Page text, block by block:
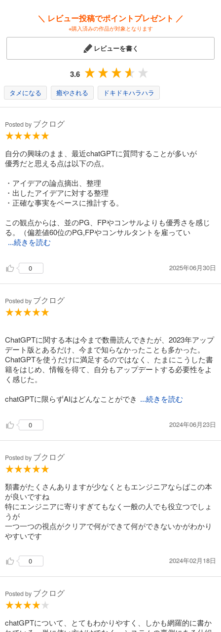
・「2つのPDFをページを抜き出して結合」など事務処理が一瞬で
・Webページの要約と画像生成で丸投げパワポ作成
・Excelの関数記入、データ分析
・顧客データから個別営業メール作成
Browsing、Advanced Data Analysis、DALL・E、GPT-4Vなどの拡張機能
に対応しています。
【おもな内容】
第1部 知っておきたいChatGPTの基本
1章 ChatGPTの基礎知識
2章 ChatGPTの基本的な使い方
3章 ChatGPT Plusのセットアップ
4章 ファイルのアップロードとダウンロード
第2部 ChatGPTが使える日常テクニック
5章 繰り返し作業を一瞬で
6章 画像の多彩な加工・生成
7章 手軽に音声ファイル処理
8章 丸投げ！ PowerPointスライド作成
9章 マニュアル不要でExcel操作
10章 WordファイルとPDFファイルの便利技
第3部 ChatGPTでのデータサイエンス
11章 データからかんたんグラフ作成
第4部 ChatGPTのさらに便利な応用テクニック
15章 ブラウザアプリを作る
16章 PythonをChatGPTと勉強する
17章 アドバンスな活用法にチャレンジ
＼ レビュー投稿でポイントプレゼント ／
※購入済みの作品が対象となります
レビューを書く
3.6
タメになる 癒やされる ドキドキハラハラ
Posted by ブクログ
自分の興味のまま、最近chatGPTに質問することが多いが
優秀だと思える点は以下の点。
・アイデアの論点摘出、整理
・出したアイデアに対する整理
・正確な事実をベースに推計する。
この観点からは、並のPG、FPやコンサルよりも優秀さを感じ
る。（偏差値60位のPG,FPやコンサルタントを雇ってい
...続きを読む
0 2025年06月30日
Posted by ブクログ
ChatGPTに関する本は今まで数冊読んできたが、2023年アップ
デート版とあるだけ、今まで知らなかったことも多かった。
ChatGPTを使うだけに満足するのではなく、たまにこうした書
籍をはじめ、情報を得て、自分もアップデートする必要性をよ
く感じた。
chatGPTに限らずAIはどんなことができ
...続きを読む
0 2024年06月23日
Posted by ブクログ
類書がたくさんありますが少なくともエンジニアならばこの本
が良いですね
特にエンジニアに寄りすぎてもなく一般の人でも役立つでしょ
うが
一つ一つの視点がクリアで何ができて何ができないかがわかり
やすいです
0 2024年02月18日
Posted by ブクログ
chatGPTについて、とてもわかりやすく、しかも網羅的に書か